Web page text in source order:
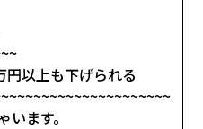
以上も下げられる
ます。